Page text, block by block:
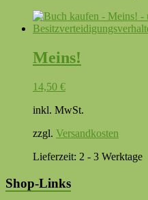
Meins!
14,50 €
inkl. MwSt.
zzgl. Versandkosten
Lieferzeit: 2 - 3 Werktage
Shop-Links